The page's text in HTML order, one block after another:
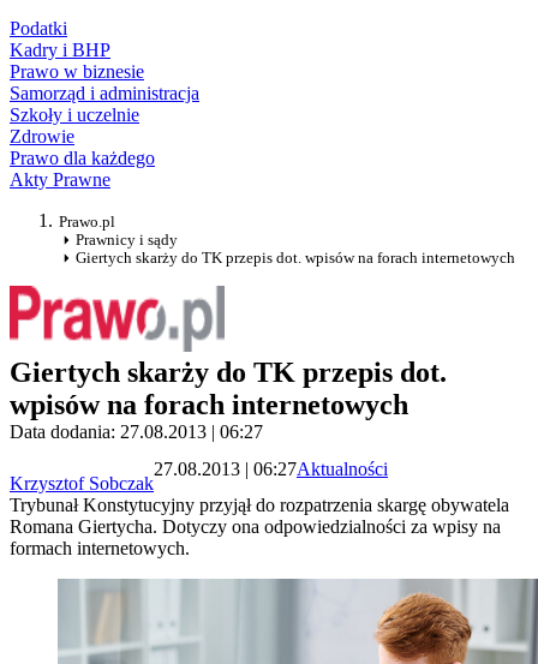
Podatki
Kadry i BHP
Prawo w biznesie
Samorząd i administracja
Szkoły i uczelnie
Zdrowie
Prawo dla każdego
Akty Prawne
Prawo.pl
Prawnicy i sądy
Giertych skarży do TK przepis dot. wpisów na forach internetowych
Giertych skarży do TK przepis dot.
wpisów na forach internetowych
Data dodania: 27.08.2013 | 06:27
Krzysztof Sobczak
27.08.2013 | 06:27Aktualności
Trybunał Konstytucyjny przyjął do rozpatrzenia skargę obywatela
Romana Giertycha. Dotyczy ona odpowiedzialności za wpisy na
formach internetowych.